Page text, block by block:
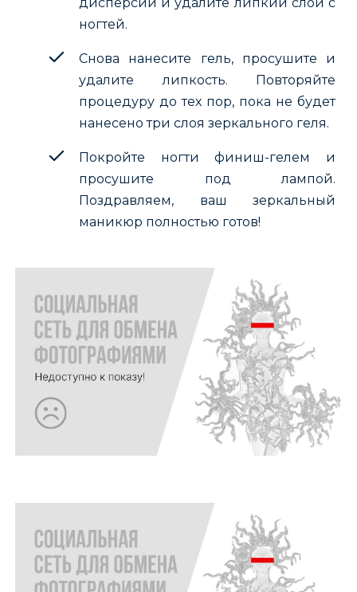
ногтей.
Снова нанесите гель, просушите и
удалите липкость. Повторяйте
процедуру до тех пор, пока не будет
нанесено три слоя зеркального геля.
Покройте ногти финиш-гелем и
просушите под лампой.
Поздравляем, ваш зеркальный
маникюр полностью готов!